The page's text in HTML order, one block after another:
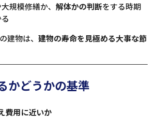
規模修繕か、 解体かの判断をする時期
建物は、 建物の寿命を見極める大事な節
かどうかの基準
費用に近いか